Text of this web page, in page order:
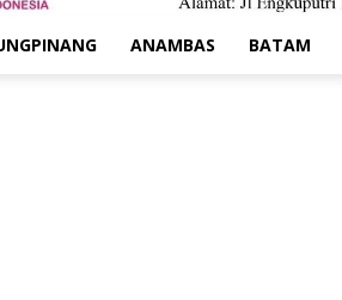
ANAMBAS BATAM